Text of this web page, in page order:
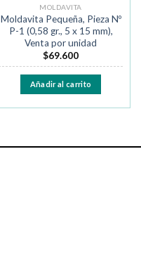
MOLDAVITA
Moldavita Pequeña, Pieza Nº
P-1 (0,58 gr., 5 x 15 mm),
Venta por unidad
$69.600
Añadir al carrito